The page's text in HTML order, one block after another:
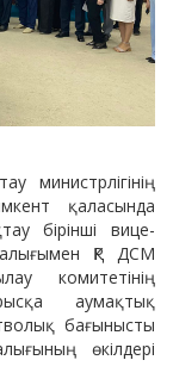
министрлігінің
қаласында
бірінші вице-
ҚР ДСМ
комитетінің
аумақтық
бағынысты
өкілдері